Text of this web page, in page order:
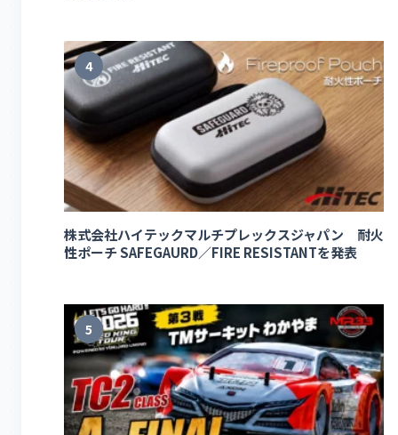
4
株式会社ハイテックマルチプレックスジャパン 耐火
性ポーチ SAFEGAURD／FIRE RESISTANTを発表
5